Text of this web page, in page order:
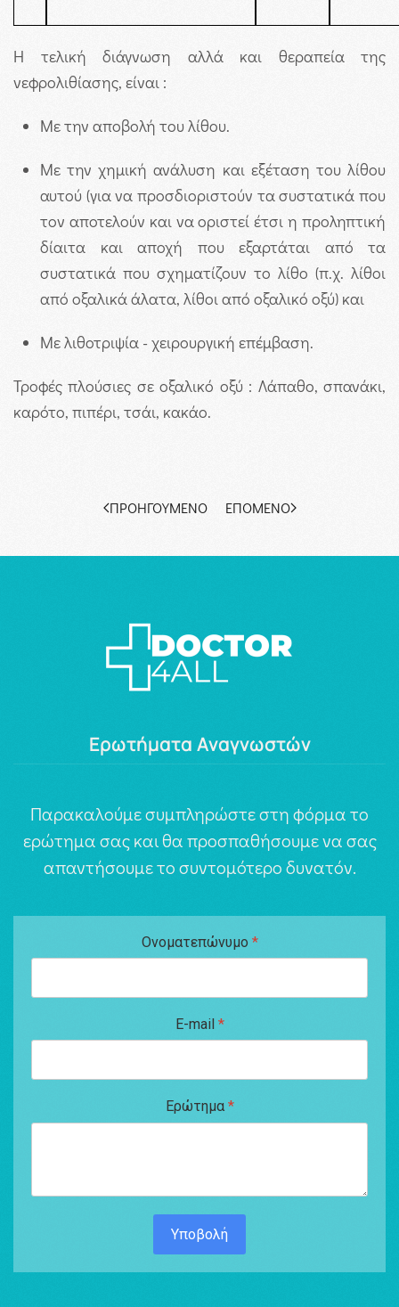
Η τελική διάγνωση αλλά και θεραπεία της
νεφρολιθίασης, είναι :
Με την αποβολή του λίθου.
Με την χημική ανάλυση και εξέταση του λίθου
αυτού (για να προσδιοριστούν τα συστατικά που
τον αποτελούν και να οριστεί έτσι η προληπτική
δίαιτα και αποχή που εξαρτάται από τα
συστατικά που σχηματίζουν το λίθο (π.χ. λίθοι
από οξαλικά άλατα, λίθοι από οξαλικό οξύ) και
Με λιθοτριψία - χειρουργική επέμβαση.
Τροφές πλούσιες σε οξαλικό οξύ : Λάπαθο, σπανάκι,
καρότο, πιπέρι, τσάι, κακάο.
ΠΡΟΗΓΟΎΜΕΝΟ ΕΠΌΜΕΝΟ
Ερωτήματα Αναγνωστών
Παρακαλούμε συμπληρώστε στη φόρμα το
ερώτημα σας και θα προσπαθήσουμε να σας
απαντήσουμε το συντομότερο δυνατόν.
Ονοματεπώνυμο *
E-mail *
Ερώτημα *
Υποβολή